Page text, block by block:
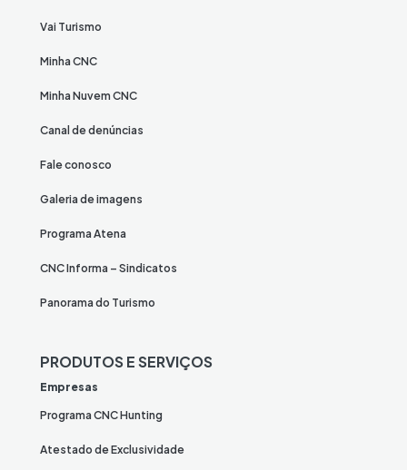
Vai Turismo
Minha CNC
Minha Nuvem CNC
Canal de denúncias
Fale conosco
Galeria de imagens
Programa Atena
CNC Informa – Sindicatos
Panorama do Turismo
PRODUTOS E SERVIÇOS
Empresas
Programa CNC Hunting
Atestado de Exclusividade